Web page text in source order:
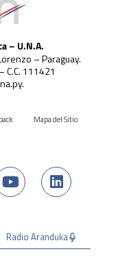
– U.N.A.
– Paraguay.
111421
Mapa del Sitio
Radio Aranduka